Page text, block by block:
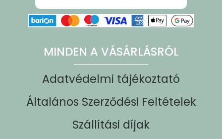
MINDEN A VÁSÁRLÁSRÓL
Adatvédelmi tájékoztató
Általános Szerződési Feltételek
Szállítási díjak